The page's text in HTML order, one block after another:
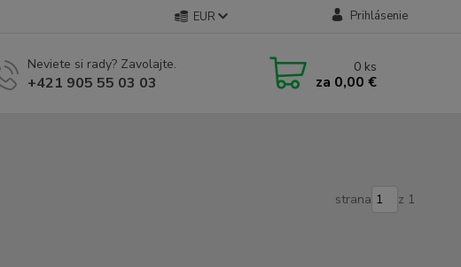
EUR Prihlásenie
Neviete si rady? Zavolajte.
+421 905 55 03 03
0 ks
za 0,00 €
strana z 1